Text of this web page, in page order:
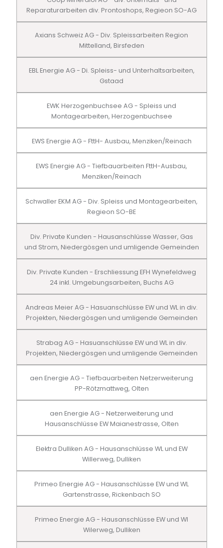
Reparaturarbeiten div. Prontoshops, Regieon SO-AG
Axians Schweiz AG - Div. Spleissarbeiten Region
Mittelland, Birsfeden
EBL Energie AG - Di. Spleiss- und Unterhaltsarbeiten,
Gstaad
EWK Herzogenbuchsee AG - Spleiss und
Montagearbeiten, Herzogenbuchsee
EWS Energie AG - FttH- Ausbau, Menziken/Reinach
EWS Energie AG - Tiefbauarbeiten FttH-Ausbau,
Menziken/Reinach
Schwaller EKM AG - Div. Spleiss und Montagearbeiten,
Regieon SO-BE
Div. Private Kunden - Hausanschlüsse Wasser, Gas
und Strom, Niedergösgen und umligende Gemeinden
Div. Private Kunden - Erschliessung EFH Wynefeldweg
24 inkl. Umgebungsarbeiten, Buchs AG
Andreas Meier AG - Hasuanschlüsse EW und WL in div.
Projekten, Niedergösgen und umligende Gemeinden
Strabag AG - Hasuanschlüsse EW und WL in div.
Projekten, Niedergösgen und umligende Gemeinden
aen Energie AG - Tiefbauarbeiten Netzerweiterung
PP-Rötzmattweg, Olten
aen Energie AG - Netzerweiterung und
Hausanschlüsse EW Maianestrasse, Olten
Elektra Dulliken AG - Hausanschlüsse WL und EW
Willerweg, Dulliken
Primeo Energie AG - Hausanschlüsse EW und WL
Gartenstrasse, Rickenbach SO
Primeo Energie AG - Hausanschlüsse EW und Wl
Wilerweg, Dulliken